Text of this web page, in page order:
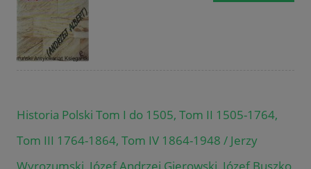
Historia Polski Tom I do 1505, Tom II 1505-1764,
Tom III 1764-1864, Tom IV 1864-1948 / Jerzy